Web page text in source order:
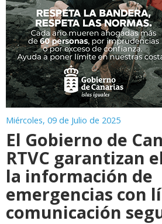
Miércoles, 09 de Julio de 2025
El Gobierno de
RTVC garantizan
la información de
emergencias con
comunicación